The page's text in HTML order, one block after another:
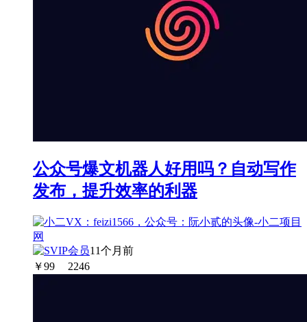
公众号爆文机器人好用吗？自动写作
发布，提升效率的利器
11个月前
￥99 2246